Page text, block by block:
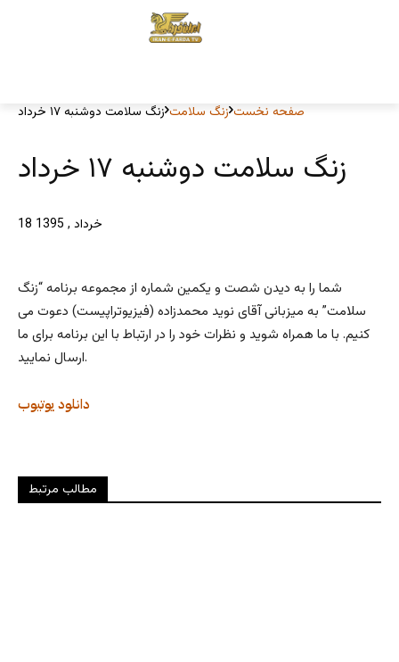
صفحه نخست زنگ سلامت زنگ سلامت دوشنبه ۱۷ خرداد
زنگ سلامت دوشنبه ۱۷ خرداد
18 خرداد , 1395
شما را به دیدن شصت و یکمین شماره از مجموعه برنامه “زنگ
سلامت” به میزبانی آقای نوید محمدزاده (فیزیوتراپیست) دعوت می
کنیم. با ما همراه شوید و نظرات خود را در ارتباط با این برنامه برای ما
ارسال نمایید.
یوتیوب دانلود
مطالب مرتبط